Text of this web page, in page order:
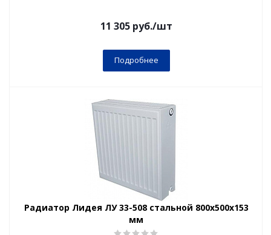
11 305руб./шт
Подробнее
Радиатор Лидея ЛУ 33-508 стальной 800x500x153
мм